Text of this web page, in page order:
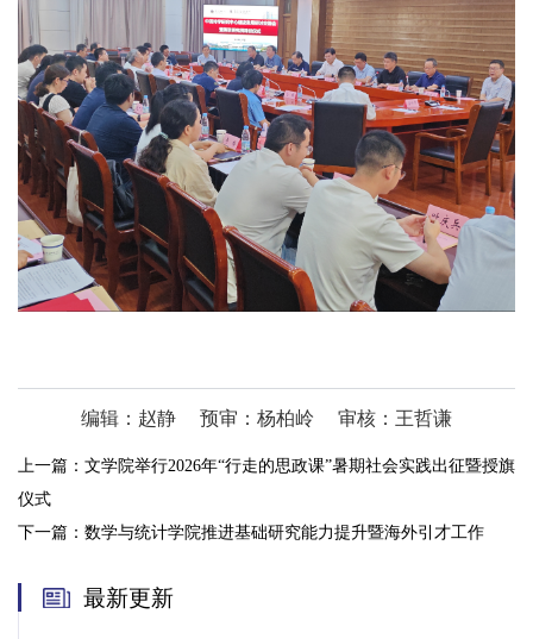
编辑：赵静 预审：杨柏岭 审核：王哲谦
上一篇： 文学院举行2026年“行走的思政课”暑期社会实践出征暨授旗
仪式
下一篇： 数学与统计学院推进基础研究能力提升暨海外引才工作
最新更新